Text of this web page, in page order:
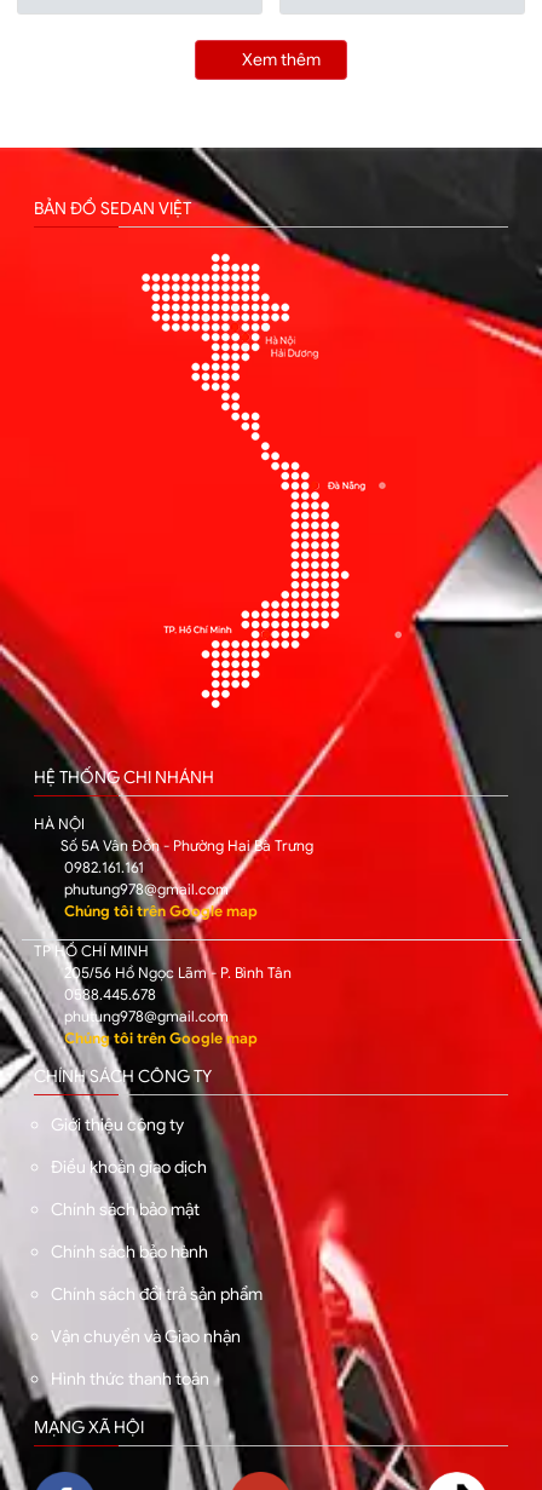
Xem thêm
BẢN ĐỒ SEDAN VIỆT
HỆ THỐNG CHI NHÁNH
HÀ NỘI
Số 5A Vân Đồn - Phường Hai Bà Trưng
0982.161.161
phutung978@gmail.com
Chúng tôi trên Google map
TP HỒ CHÍ MINH
205/56 Hồ Ngọc Lãm - P. Bình Tân
0588.445.678
phutung978@gmail.com
Chúng tôi trên Google map
CHÍNH SÁCH CÔNG TY
Giới thiệu công ty
Điều khoản giao dịch
Chính sách bảo mật
Chính sách bảo hành
Chính sách đổi trả sản phẩm
Vận chuyển và Giao nhận
Hình thức thanh toán
MẠNG XÃ HỘI